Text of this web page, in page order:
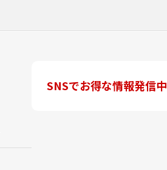
SNSでお得な情報発信中